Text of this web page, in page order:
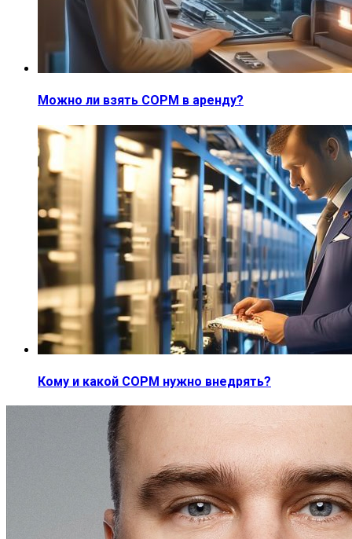
Можно ли взять СОРМ в аренду?
Кому и какой СОРМ нужно внедрять?